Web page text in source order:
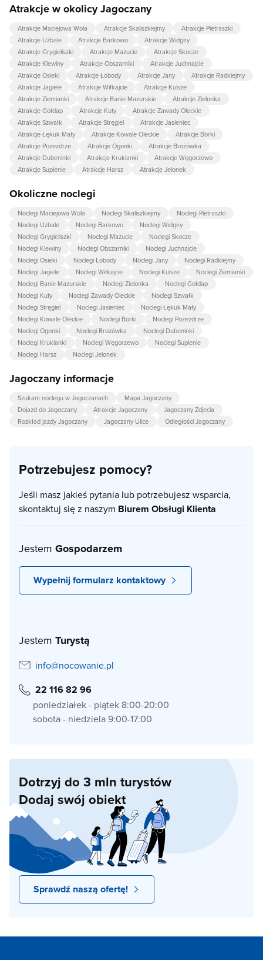
Atrakcje w okolicy Jagoczany
Atrakcje Maciejowa Wola Atrakcje Skaliszkiejmy
Atrakcje Pietraszki
Atrakcje Użbale
Atrakcje Barkowo
Atrakcje Widgiry
Atrakcje Grygieliszki
Atrakcje Mażucie
Atrakcje Skocze
Atrakcje Klewiny
Atrakcje Obszarniki
Atrakcje Juchnajcie
Atrakcje Osieki
Atrakcje Łobody Atrakcje Jany
Atrakcje Radkiejmy
Atrakcje Jagiele
Atrakcje Wiłkajcie
Atrakcje Kulsze
Atrakcje Ziemianki
Atrakcje Banie Mazurskie
Atrakcje Zielonka
Atrakcje Gołdap
Atrakcje Kuty
Atrakcje Zawady Oleckie
Atrakcje Szwałk
Atrakcje Stręgiel
Atrakcje Jasieniec
Atrakcje Łękuk Mały
Atrakcje Kowale Oleckie
Atrakcje Borki
Atrakcje Pozezdrze
Atrakcje Ogonki
Atrakcje Brożówka
Atrakcje Dubeninki
Atrakcje Kruklanki
Atrakcje Węgorzewo
Atrakcje Supienie
Atrakcje Harsz Atrakcje Jelonek
Okoliczne noclegi
Noclegi Maciejowa Wola Noclegi Skaliszkiejmy
Noclegi Pietraszki
Noclegi Użbale
Noclegi Barkowo
Noclegi Widgiry
Noclegi Grygieliszki
Noclegi Mażucie
Noclegi Skocze
Noclegi Klewiny
Noclegi Obszarniki
Noclegi Juchnajcie
Noclegi Osieki
Noclegi Łobody Noclegi Jany
Noclegi Radkiejmy
Noclegi Jagiele
Noclegi Wiłkajcie Noclegi Kulsze
Noclegi Ziemianki
Noclegi Banie Mazurskie
Noclegi Zielonka
Noclegi Gołdap
Noclegi Kuty
Noclegi Zawady Oleckie
Noclegi Szwałk
Noclegi Stręgiel
Noclegi Jasieniec
Noclegi Łękuk Mały
Noclegi Kowale Oleckie
Noclegi Borki
Noclegi Pozezdrze
Noclegi Ogonki
Noclegi Brożówka
Noclegi Dubeninki
Noclegi Kruklanki
Noclegi Węgorzewo
Noclegi Supienie
Noclegi Harsz
Noclegi Jelonek
Jagoczany informacje
Szukam noclegu w Jagoczanach
Mapa Jagoczany
Dojazd do Jagoczany
Atrakcje Jagoczany
Jagoczany Zdjecia
Rozkład jazdy Jagoczany
Jagoczany Ulice Odległości Jagoczany
Potrzebujesz pomocy?
Jeśli masz jakieś pytania lub potrzebujesz wsparcia,
skontaktuj się z naszym Biurem Obsługi Klienta
Jestem Gospodarzem
Wypełnij formularz kontaktowy
Jestem Turystą
info@nocowanie.pl
22 116 82 96
poniedziałek - piątek 8:00-20:00
sobota - niedziela 9:00-17:00
Dotrzyj do 3 mln turystów
Dodaj swój obiekt
Sprawdź naszą ofertę!